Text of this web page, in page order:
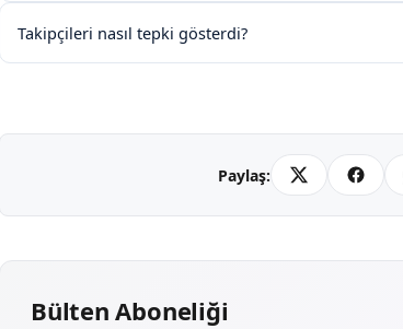
Takipçileri nasıl tepki gösterdi?
Paylaş:
Bülten Aboneliği